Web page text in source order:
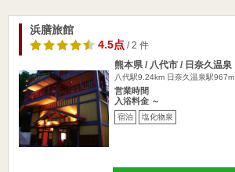
浜膳旅館
4.5点/ 2 件
熊本県 / 八代市 / 日奈久温泉
八代駅9.24km 日奈久温泉駅967m
営業時間
入浴料金 ～
宿泊 塩化物泉